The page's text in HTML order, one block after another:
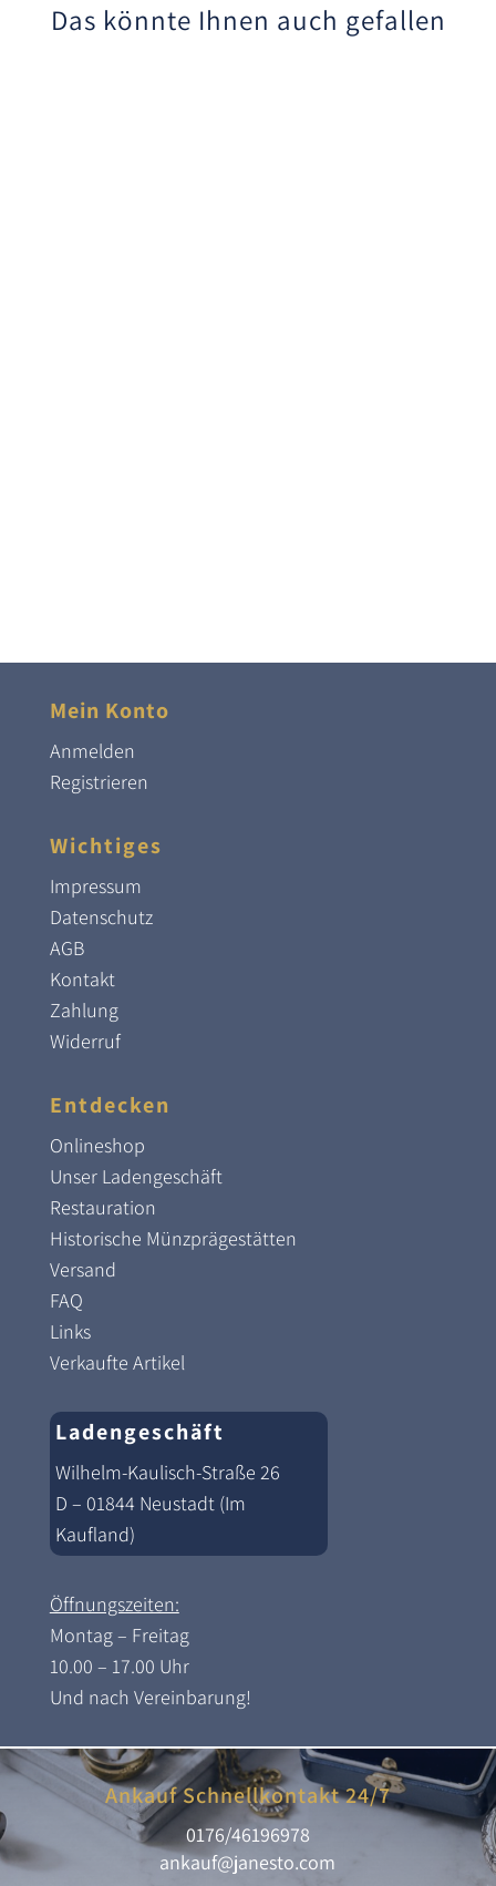
Das könnte Ihnen auch gefallen
Mein Konto
Anmelden
Registrieren
Wichtiges
Impressum
Datenschutz
AGB
Kontakt
Zahlung
Widerruf
Entdecken
Onlineshop
Unser Ladengeschäft
Restauration
Historische Münzprägestätten
Versand
FAQ
Links
Verkaufte Artikel
Ladengeschäft
Wilhelm-Kaulisch-Straße 26
D – 01844 Neustadt (Im
Kaufland)
Öffnungszeiten:
Montag – Freitag
10.00 – 17.00 Uhr
Und nach Vereinbarung!
Ankauf Schnellkontakt 24/7
0176/46196978
ankauf@janesto.com